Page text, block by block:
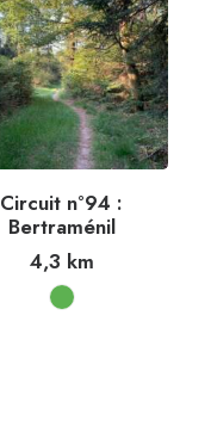
Circuit n°94 :
Bertraménil
4,3 km